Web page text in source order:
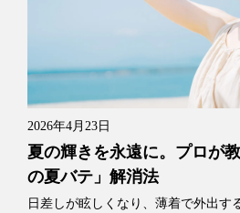
2026年4月23日
夏の輝きを永遠に。プロが
の夏バテ」解消法
日差しが眩しくなり、薄着で外出す